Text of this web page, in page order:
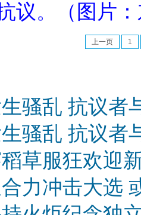
议。（图片
上一页 1
骚乱 抗议者
骚乱 抗议者
草服狂欢迎
力冲击大选